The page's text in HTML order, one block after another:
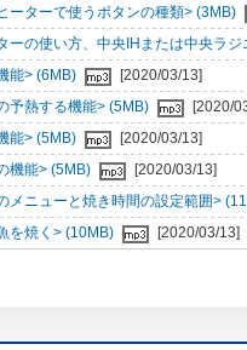
ーターで使うボタンの種類> (3MB)
ーの使い方、中央IHまたは中央ラ
能> (6MB)
[2020/03/13]
予熱する機能> (5MB)
[2020/
能> (5MB)
[2020/03/13]
機能> (5MB)
[2020/03/13]
メニューと焼き時間の設定範囲>
を焼く> (10MB)
[2020/03/13]